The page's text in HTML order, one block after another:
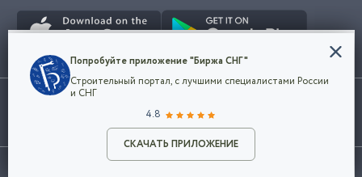
Разместить объявление
Использование сайта, в том числе подача объявлений, означает
марки представленные на сайте являются собственностью их
©2026Биржа СНГ
Конфиденциальность
Мы используем файлы cookie, чтобы сделать
наш сайт удобным для каждого
Политикой конфиденциальности компании
и принимаете условия использования cookie.
Попробуйте приложение "Биржа СНГ"
Строительный портал, с лучшими специалистами России
и СНГ
4.8
СКАЧАТЬ ПРИЛОЖЕНИЕ